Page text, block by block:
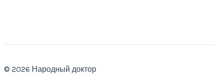
© 2026 Народный доктор